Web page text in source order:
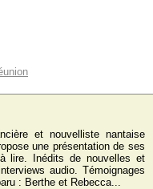
et nouvelliste nantaise
une présentation de ses
lire. Inédits de nouvelles et
audio. Témoignages
: Berthe et Rebecca...